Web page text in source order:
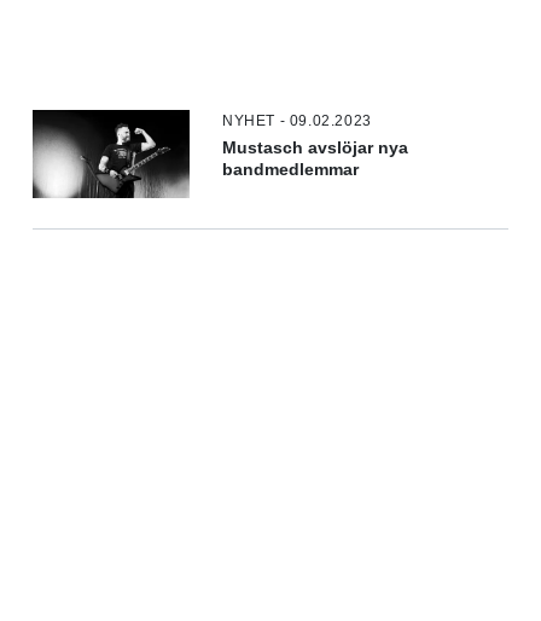
NYHET - 09.02.2023
Mustasch avslöjar nya
bandmedlemmar